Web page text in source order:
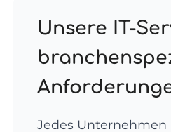
Unsere IT-
Jedes